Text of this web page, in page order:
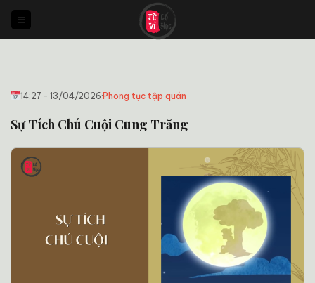
qua
nội
14:27 - 13/04/2026·Phong tục tập quán
Sự Tích Chú Cuội Cung Trăng